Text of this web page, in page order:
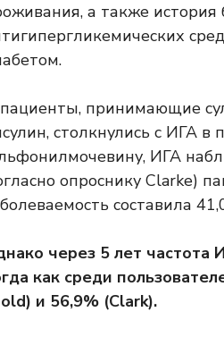
а также история
принимающие
столкнулись с ИГА
ИГА
опроснику Clarke)
составила
через 5 лет частота
как среди
и 56,9% (Clark).